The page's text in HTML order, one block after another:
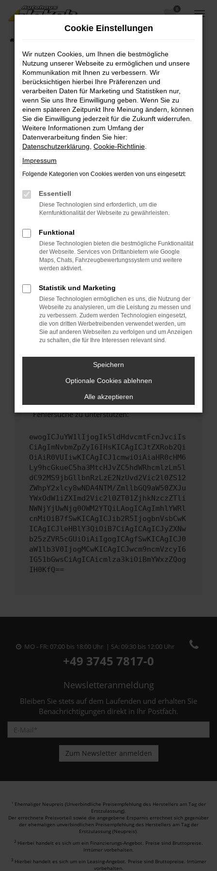
Zum
Hauptinhalt
0
Fehler: Network Error
Beim Laden ist ein Fehler aufgetreten.
Hier sind ein paar Tipps, die dir helfen können:
Überprüfe deine Firewall und deine
Internetverbindung.
Laden andere Webseiten, zum Beispiel deine
Suchmaschine?
Prüfe deine Browsererweiterungen.
Manche Erweiterungen, wie Werbeblocker,
können das Laden bestimmter Seiten
verhindern. Funktioniert die Seite in einem
Fenster?
Starte dein Gerät neu.
Das kann manchmal helfen, vorübergehende
Probleme zu beheben.
Betriebssystem auf dem neuesten Stand
sind.
Veraltete Software birgt nicht nur ein
Sicherheitsrisiko, sondern kann auch dazu
führen, dass bestimmte Funktionen nicht mehr
unterstützt werden.
Wende dich an den Webseitenbetreiber.
Wenn du alle oben genannten Schritte versucht
hast, kontaktiere uns bitte. Wir werden
versuchen, das Problem zu beheben. Du kannst
uns diesen Text schicken, um uns bei der
Fehlersuche zu unterstützen:
ewogICJuYW1lIjogIk5ldHdvcmtFcnJvciIs
CiAgImNvbmZpZyI6IHsKICAgICJtZXRob2Qi
OiAiR0VUIiwKICAgICJ1cmwiOiAiaHR0cHM6
Ly9hcGkueC5ha3MtcHJvZC5hdWRhcmlzLm5l
dC92MS9jbGllbnRzLzE2NzUvd2Vic2l0ZS12
ZWhpY2xlcy8wNDA4NTM/ZmllbGQ9aW50ZXJu
YWxOdW1iZXImd2Vic2l0ZT01ZjhkNzczZTli
NWNjYjUwNjg0OWM2YTQiLAogICAgImhlYWRl
cnMiOiB7fSwKICAgICJib2R5IjogbnVsbCwK
ICAgICJleHBlY3QiOiB7CiAgICAgICJyZXNw
b25zZVR5cGUiOiAiIgogICAgfSwKICAgICJ0
aW1lb3V0IjogMCwKICAgICJwcm9ncmVzcyI6
IG51bGwsCiAgICAicmlza3kiOiBmYWxzZQog
IH0KfQ==
MO - FR: 07:00 bis 18:00 Uhr | SA: 09:30 bis 12:00 Uhr
+49 3745 7817-0
Newsletteranmeldung
Bleiben Sie stets auf dem Laufenden und erhalten Sie
Benachrichtigungen direkt in Ihr Postfach.
1 Ehemaliger Neupreis (Unverbindliche Preisempfehlung des Herstellers am Tag der
Erstzulassung).
Der errechnete Preisvorteil sowie die angegebene Ersparnis errechnet sich gegenüber
der ehemaligen unverbindlichen Preisempfehlung des Herstellers am Tag der
Erstzulassung (Neupreis).
2 Hierbei handelt es sich um ein Finanzierungs-Angebot. Preise sind Bruttopreise.
Irrtümer vorbehalten.
3 Hierbei handelt es sich um ein Leasing-Angebot. Preise sind Bruttopreise. Irrtümer
vorbehalten.
Cookie Einstellungen
Wir nutzen Cookies, um Ihnen die bestmögliche
Nutzung unserer Webseite zu ermöglichen und unsere
Kommunikation mit Ihnen zu verbessern. Wir
berücksichtigen hierbei Ihre Präferenzen und
verarbeiten Daten für Marketing und Statistiken nur,
wenn Sie uns Ihre Einwilligung geben. Wenn Sie zu
einem späteren Zeitpunkt Ihre Meinung ändern, können
Sie die Einwilligung jederzeit für die Zukunft widerrufen.
Weitere Informationen zum Umfang der
Datenverarbeitung finden Sie hier:
Datenschutzerklärung Cookie-Richtlinie
Impressum
Folgende Kategorien von Cookies werden von uns eingesetzt:
Essentiell
Diese Technologien sind erforderlich, um die
Kernfunktionalität der Webseite zu gewährleisten.
Funktional
Diese Technologien bieten die bestmögliche Funktionalität
der Webseite. Services von Drittanbietern wie Google
Maps, Chats, Fahrzeugbewertungssystem und weitere
werden aktiviert.
Statistik und Marketing
Diese Technologien ermöglichen es uns, die Nutzung der
Webseite zu analysieren, um die Leistung zu messen und
zu verbessern. Zudem werden Technologien eingesetzt,
die von dritten Werbetreibenden verwendet werden, um
Sie auf anderen Webseiten zu verfolgen und um Anzeigen
zu schalten, die für Ihre Interessen relevant sind.
Speichern
Optionale Cookies ablehnen
Alle akzeptieren